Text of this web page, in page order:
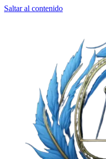
Saltar al contenido